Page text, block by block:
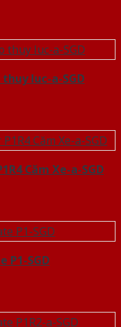
thuy luc-a-SGD
Căm Xe-a-SGD
P1-SGD